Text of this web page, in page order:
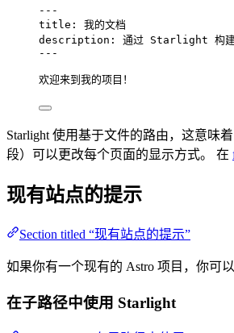
---
title : 我的文档
description : 通过 Starlight 构建的
---
欢迎来到我的项目！
Starlight 使用基于文件的路由，这意味着
段）可以更改每个页面的显示方式。 在
现有站点的提示
Section titled “现有站点的提示”
如果你有一个现有的 Astro 项目，你可
在子路径中使用 Starlight